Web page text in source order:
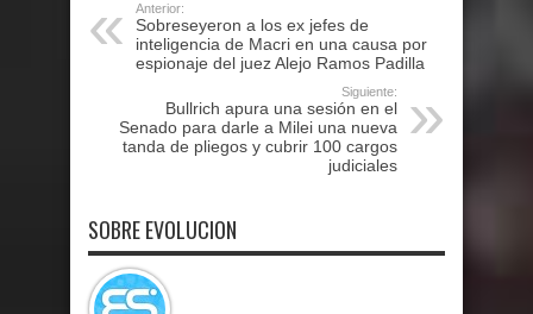
Anterior:
Sobreseyeron a los ex jefes de
inteligencia de Macri en una causa por
espionaje del juez Alejo Ramos Padilla
Siguiente:
Bullrich apura una sesión en el
Senado para darle a Milei una nueva
tanda de pliegos y cubrir 100 cargos
judiciales
SOBRE EVOLUCION